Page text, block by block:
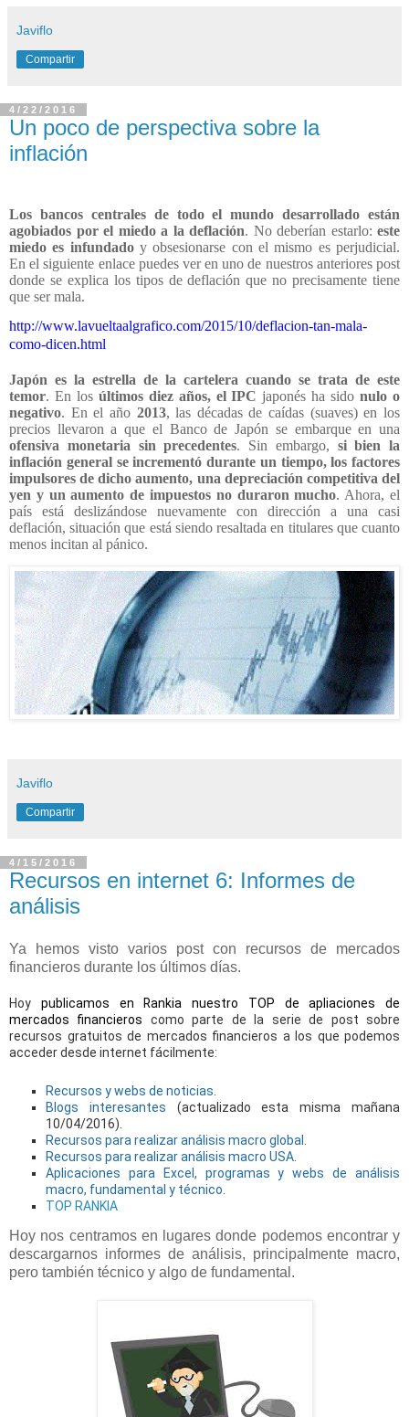
Javiflo
Compartir
4/22/2016
Un poco de perspectiva sobre la
inflación
Los bancos centrales de todo el mundo desarrollado están
agobiados por el miedo a la deflación. No deberían estarlo: este
miedo es infundadoy obsesionarse con el mismo es perjudicial.
En el siguiente enlace puedes ver en uno de nuestros anteriores post
donde se explica los tipos de deflación que no precisamente tiene
que ser mala.
http://www.lavueltaalgrafico.com/2015/10/deflacion-tan-mala-
como-dicen.html
Japón es la estrella de la cartelera cuando se trata de este
temor. En los últimos diez años, el IPC japonés ha sido nulo o
negativo. En el año 2013, las décadas de caídas (suaves) en los
precios llevaron a que el Banco de Japón se embarque en una
ofensiva monetaria sin precedentes. Sin embargo, si bien la
inflación general se incrementó durante un tiempo, los factores
impulsores de dicho aumento, una depreciación competitiva del
yen y un aumento de impuestos no duraron mucho. Ahora, el
país está deslizándose nuevamente con dirección a una casi
deflación, situación que está siendo resaltada en titulares que cuanto
menos incitan al pánico.
Javiflo
Compartir
4/15/2016
Recursos en internet 6: Informes de
análisis
Ya hemos visto varios post con recursos de mercados
financieros durante los últimos días.
Hoy publicamos en Rankia nuestro TOP de apliaciones de
mercados financieros como parte de la serie de post sobre
recursos gratuitos de mercados financieros a los que podemos
acceder desde internet fácilmente:
Recursos y webs de noticias
Blogs interesantes (actualizado esta misma mañana
10/04/2016).
Recursos para realizar análisis macro global
Recursos para realizar análisis macro USA
Aplicaciones para Excel, programas y webs de análisis
macro, fundamental y técnico
TOP RANKIA
Hoy nos centramos en lugares donde podemos encontrar y
descargarnos informes de análisis, principalmente macro,
pero también técnico y algo de fundamental.